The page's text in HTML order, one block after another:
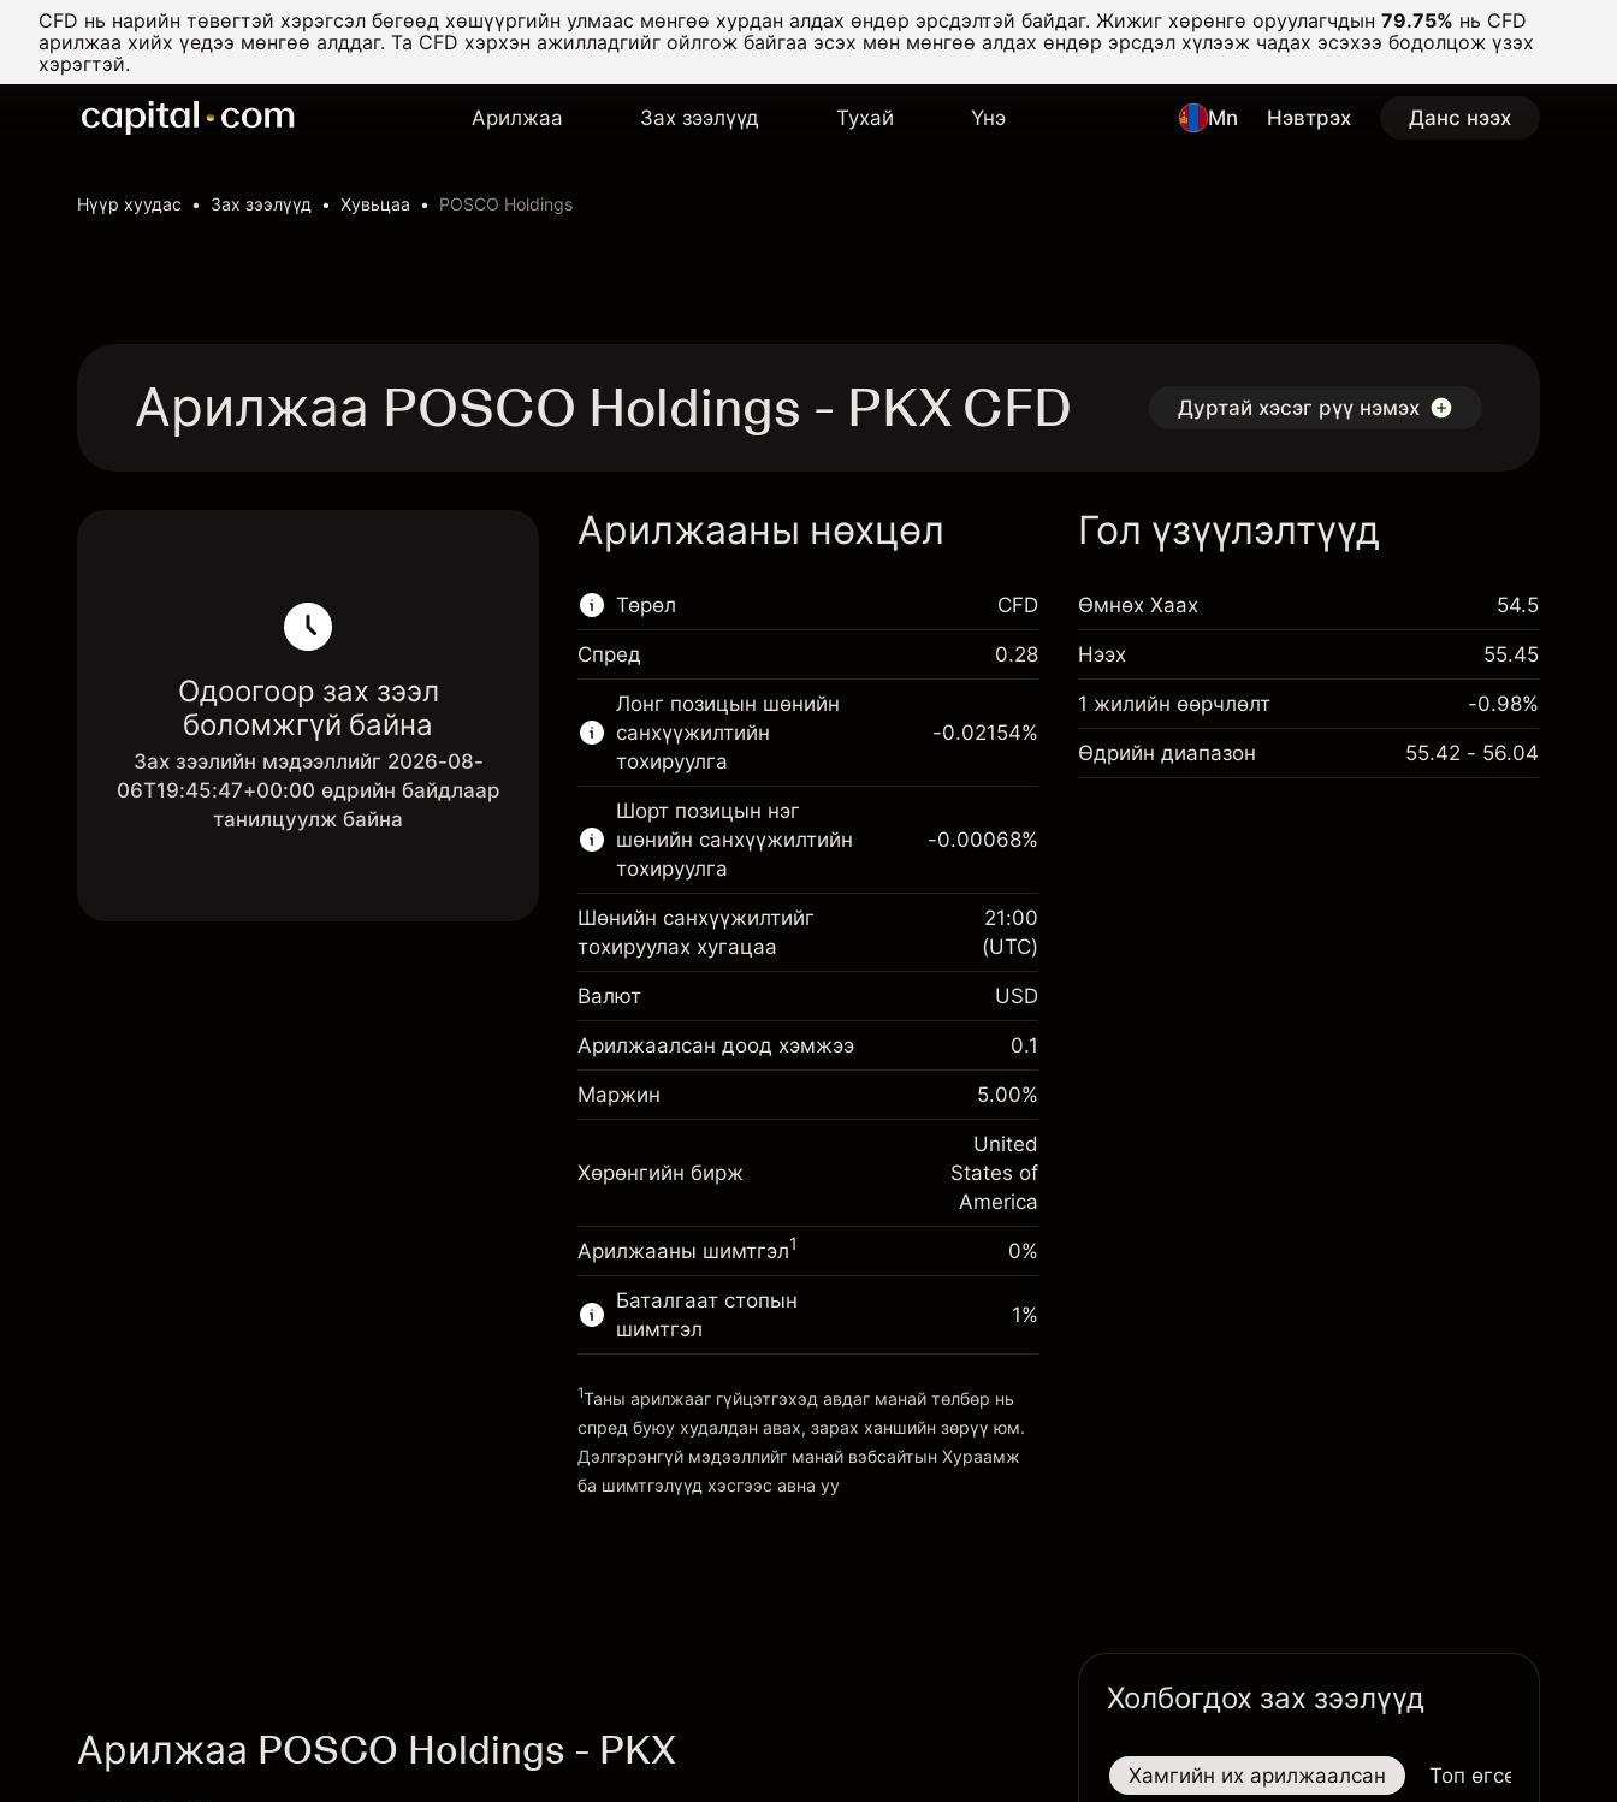
CFD нь нарийн төвөгтэй хэрэгсэл бөгөөд хөшүүргийн улмаас мөнгөө хурдан алдах өндөр эрсдэлтэй байдаг. Жижиг хөрөнгө оруулагчдын 79.75% нь CFD
арилжаа хийх үедээ мөнгөө алддаг. Та CFD хэрхэн ажилладгийг ойлгож байгаа эсэх мөн мөнгөө алдах өндөр эрсдэл хүлээж чадах эсэхээ бодолцож үзэх
хэрэгтэй.
Арилжаа Зах зээлүүд Тухай Үнэ Mn Нэвтрэх Данс нээх
Нүүр хуудас Зах зээлүүд Хувьцаа POSCO Holdings
Арилжаа POSCO Holdings - PKX CFD Дуртай хэсэг рүү нэмэх
Одоогоор зах зээл
боломжгүй байна
Зах зээлийн мэдээллийг 2026-08-
06T19:45:47+00:00 өдрийн байдлаар
танилцуулж байна
Арилжааны нөхцөл
Төрөл
Энэ санхүүгийн зах зээл зөвхөн CFD
арилжаанд зориулагдсан.
Дэлгэрэнгүй мэдээллийг:
CFD-үүд
CFD
Спред 0.28
Лонг позицын шөнийн
санхүүжилтийн
тохируулга
Маржин. Таны хөрөнгө
$1,000.00
Шөнийн санхүүжилтийн
тохируулга
Позицын бүрэн хэмжээнээс
авах төлбөр
-0.02154
(-$4.31)
~$20,000.00
Платформ руу орох
-0.02154%
Шорт позицын нэг
шөнийн санхүүжилтийн
тохируулга
$1,000.00
тохируулга
авах төлбөр
-0.000682
(-$0.14)
Хөшүүрэгтэй арилжааны хэмжээ
~$20,000.00
Хөшүүргийн мөнгө ~ $
Платформ руу орох
-0.00068%
Шөнийн санхүүжилтийг
тохируулах хугацаа
21:00
(UTC)
Валют USD
Арилжаалсан доод хэмжээ 0.1
Маржин 5.00%
Хөрөнгийн бирж
United
States of
America
Арилжааны шимтгэл1 0%
Баталгаат стопын
шимтгэл
1%
1Таны арилжааг гүйцэтгэхэд авдаг манай төлбөр нь
спред буюу худалдан авах, зарах ханшийн зөрүү юм.
Дэлгэрэнгүй мэдээллийг манай вэбсайтын Хураамж
ба шимтгэлүүд хэсгээс авна уу
Гол үзүүлэлтүүд
Өмнөх Хаах 54.5
Нээх 55.45
1 жилийн өөрчлөлт -0.98%
Өдрийн диапазон 55.42 - 56.04
Арилжаа POSCO Holdings - PKX
Холбогдох зах зээлүүд
Хамгийн их арилжаалсан Топ өгсөгчид